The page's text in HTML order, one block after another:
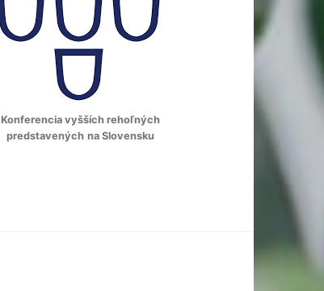
Konferencia vyšších rehoľných
predstavených na Slovensku